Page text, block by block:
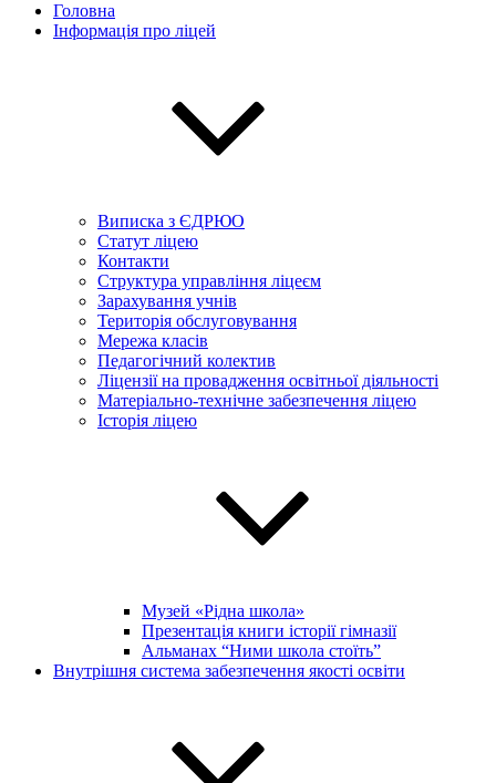
Головна
Інформація про ліцей
Виписка з ЄДРЮО
Статут ліцею
Контакти
Структура управління ліцеєм
Зарахування учнів
Територія обслуговування
Мережа класів
Педагогічний колектив
Ліцензії на провадження освітньої діяльності
Матеріально-технічне забезпечення ліцею
Історія ліцею
Музей «Рідна школа»
Презентація книги історії гімназії
Альманах “Ними школа стоїть”
Внутрішня система забезпечення якості освіти